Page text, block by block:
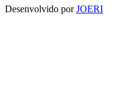
Desenvolvido porJOERI